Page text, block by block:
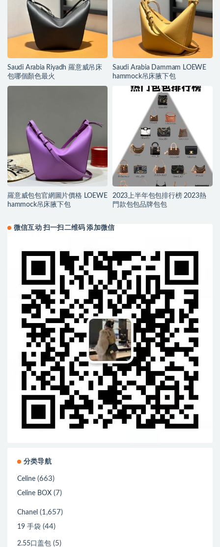
Saudi Arabia Riyadh 羅意威吊床
包哪個顏色最火
Saudi Arabia Dammam LOEWE
hammock吊床腋下包
羅意威包包官網圖片價格 LOEWE
hammock吊床腋下包
2023上半年包包排行榜 2023熱
門款包包品牌包包
微信互动 扫一扫二维码 添加微信
分类导航
Celine (663)
Celine BOX (7)
Chanel (1,657)
19 手袋 (44)
2.55口盖包 (5)